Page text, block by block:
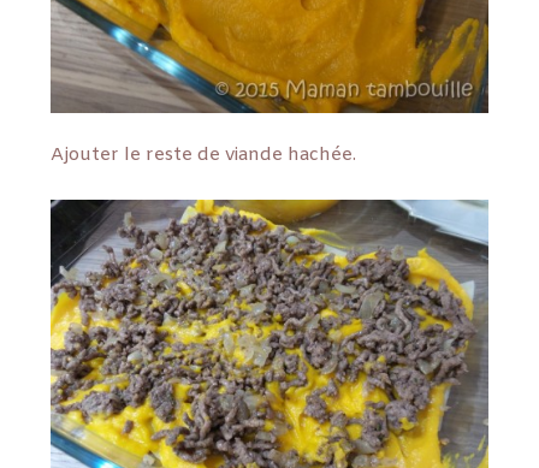
Ajouter le reste de viande hachée.